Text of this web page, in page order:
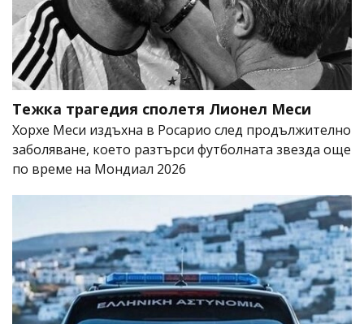
Тежка трагедия сполетя Лионел Меси
Хорхе Меси издъхна в Росарио след продължително
заболяване, което разтърси футболната звезда още
по време на Мондиал 2026